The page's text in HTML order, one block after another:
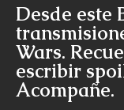
Desde este
Wars.
escribir
Acompañe.